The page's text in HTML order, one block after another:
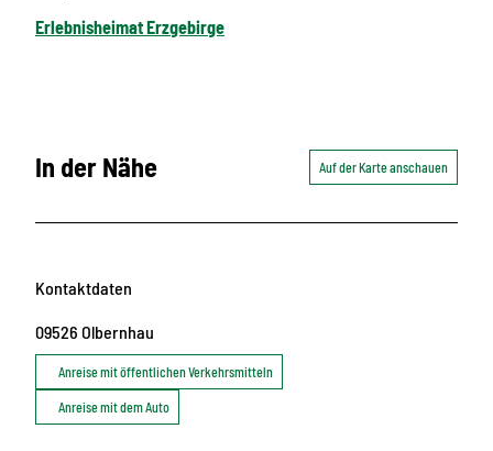
Erlebnisheimat Erzgebirge
In der Nähe Auf der Karte anschauen
Kontaktdaten
09526 Olbernhau
Anreise mit öffentlichen Verkehrsmitteln
Anreise mit dem Auto